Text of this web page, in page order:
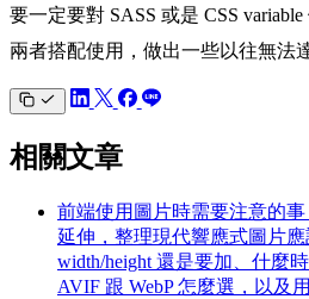
要一定要對 SASS 或是 CSS
兩者搭配使用，做出一些以往無法
相關文章
前端使用圖片時需要注意的事
延伸，整理現代響應式圖片
width/height 還是要加、什麼時
AVIF 跟 WebP 怎麼選，以及